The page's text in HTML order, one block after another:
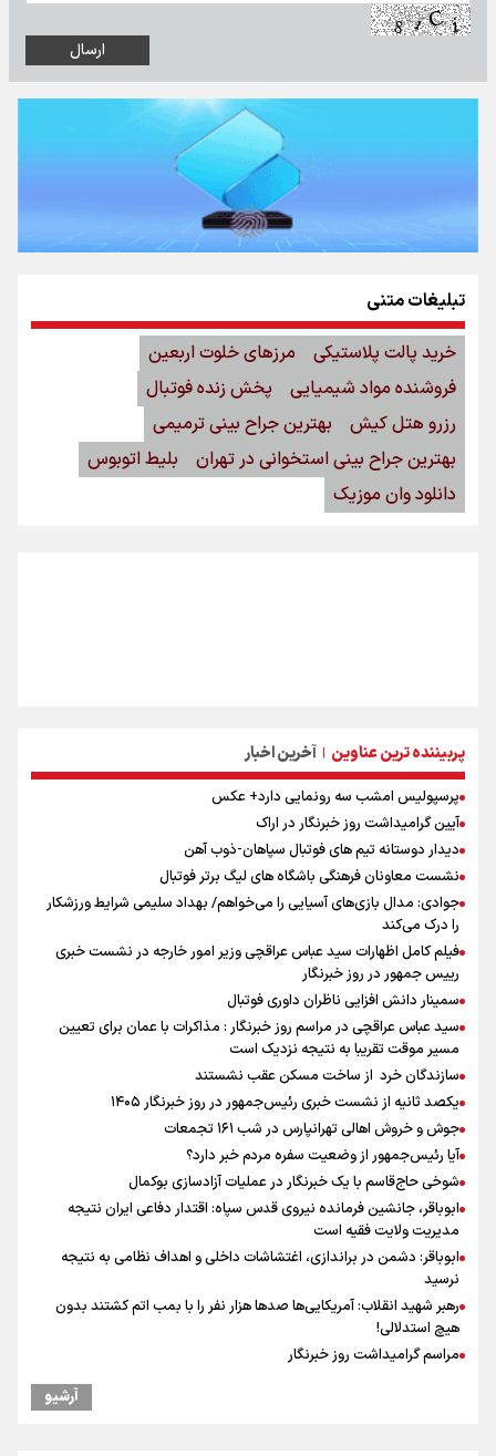
پربیننده ترین عناوین | آخرین اخبار
پرسپولیس امشب سه رونمایی دارد+ عکس
آیین گرامیداشت روز خبرنگار در اراک
دیدار دوستانه تیم های فوتبال سپاهان-ذوب آهن
نشست معاونان فرهنگی باشگاه های لیگ برتر فوتبال
جوادی: مدال بازی‌های آسیایی را می‌خواهم/ بهداد سلیمی شرایط ورزشکار
را درک می‌کند
فیلم کامل اظهارات سید عباس عراقچی وزیر امور خارجه در نشست خبری
رییس جمهور در روز خبرنگار
سمینار دانش افزایی ناظران داوری فوتبال
سید عباس عراقچی در مراسم روز خبرنگار : مذاکرات با عمان برای تعیین
مسیر موقت تقریبا به نتیجه نزدیک است
سازندگان خرد از ساخت مسکن عقب نشستند
یکصد ثانیه از نشست خبری رئیس‌جمهور در روز خبرنگار ۱۴۰۵
جوش و خروش اهالی تهرانپارس در شب ۱۶۱ تجمعات
آیا رئیس‌جمهور از وضعیت سفره مردم خبر دارد؟
شوخی حاج‌قاسم با یک خبرنگار در عملیات آزادسازی بوکمال
ابوباقر، جانشین فرمانده نیروی قدس سپاه: اقتدار دفاعی ایران نتیجه
مدیریت ولایت فقیه است
ابوباقر: دشمن در براندازی، اغتشاشات داخلی و اهداف نظامی به نتیجه
نرسید
رهبر شهید انقلاب: آمریکایی‌ها صدها هزار نفر را با بمب اتم کشتند بدون
هیچ استدلالی!
مراسم گرامیداشت روز خبرنگار
آرشیو
تبلیغات متنی
خرید پالت پلاستیکی
مرزهای خلوت اربعین
فروشنده مواد شیمیایی
پخش زنده فوتبال
رزرو هتل کیش
بهترین جراح بینی ترمیمی
بهترین جراح بینی استخوانی در تهران
بلیط اتوبوس
دانلود وان موزیک